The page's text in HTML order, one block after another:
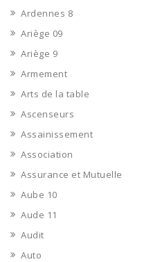
Ardennes 8
Ariège 09
Ariège 9
Armement
Arts de la table
Ascenseurs
Assainissement
Association
Assurance et Mutuelle
Aube 10
Aude 11
Audit
Auto